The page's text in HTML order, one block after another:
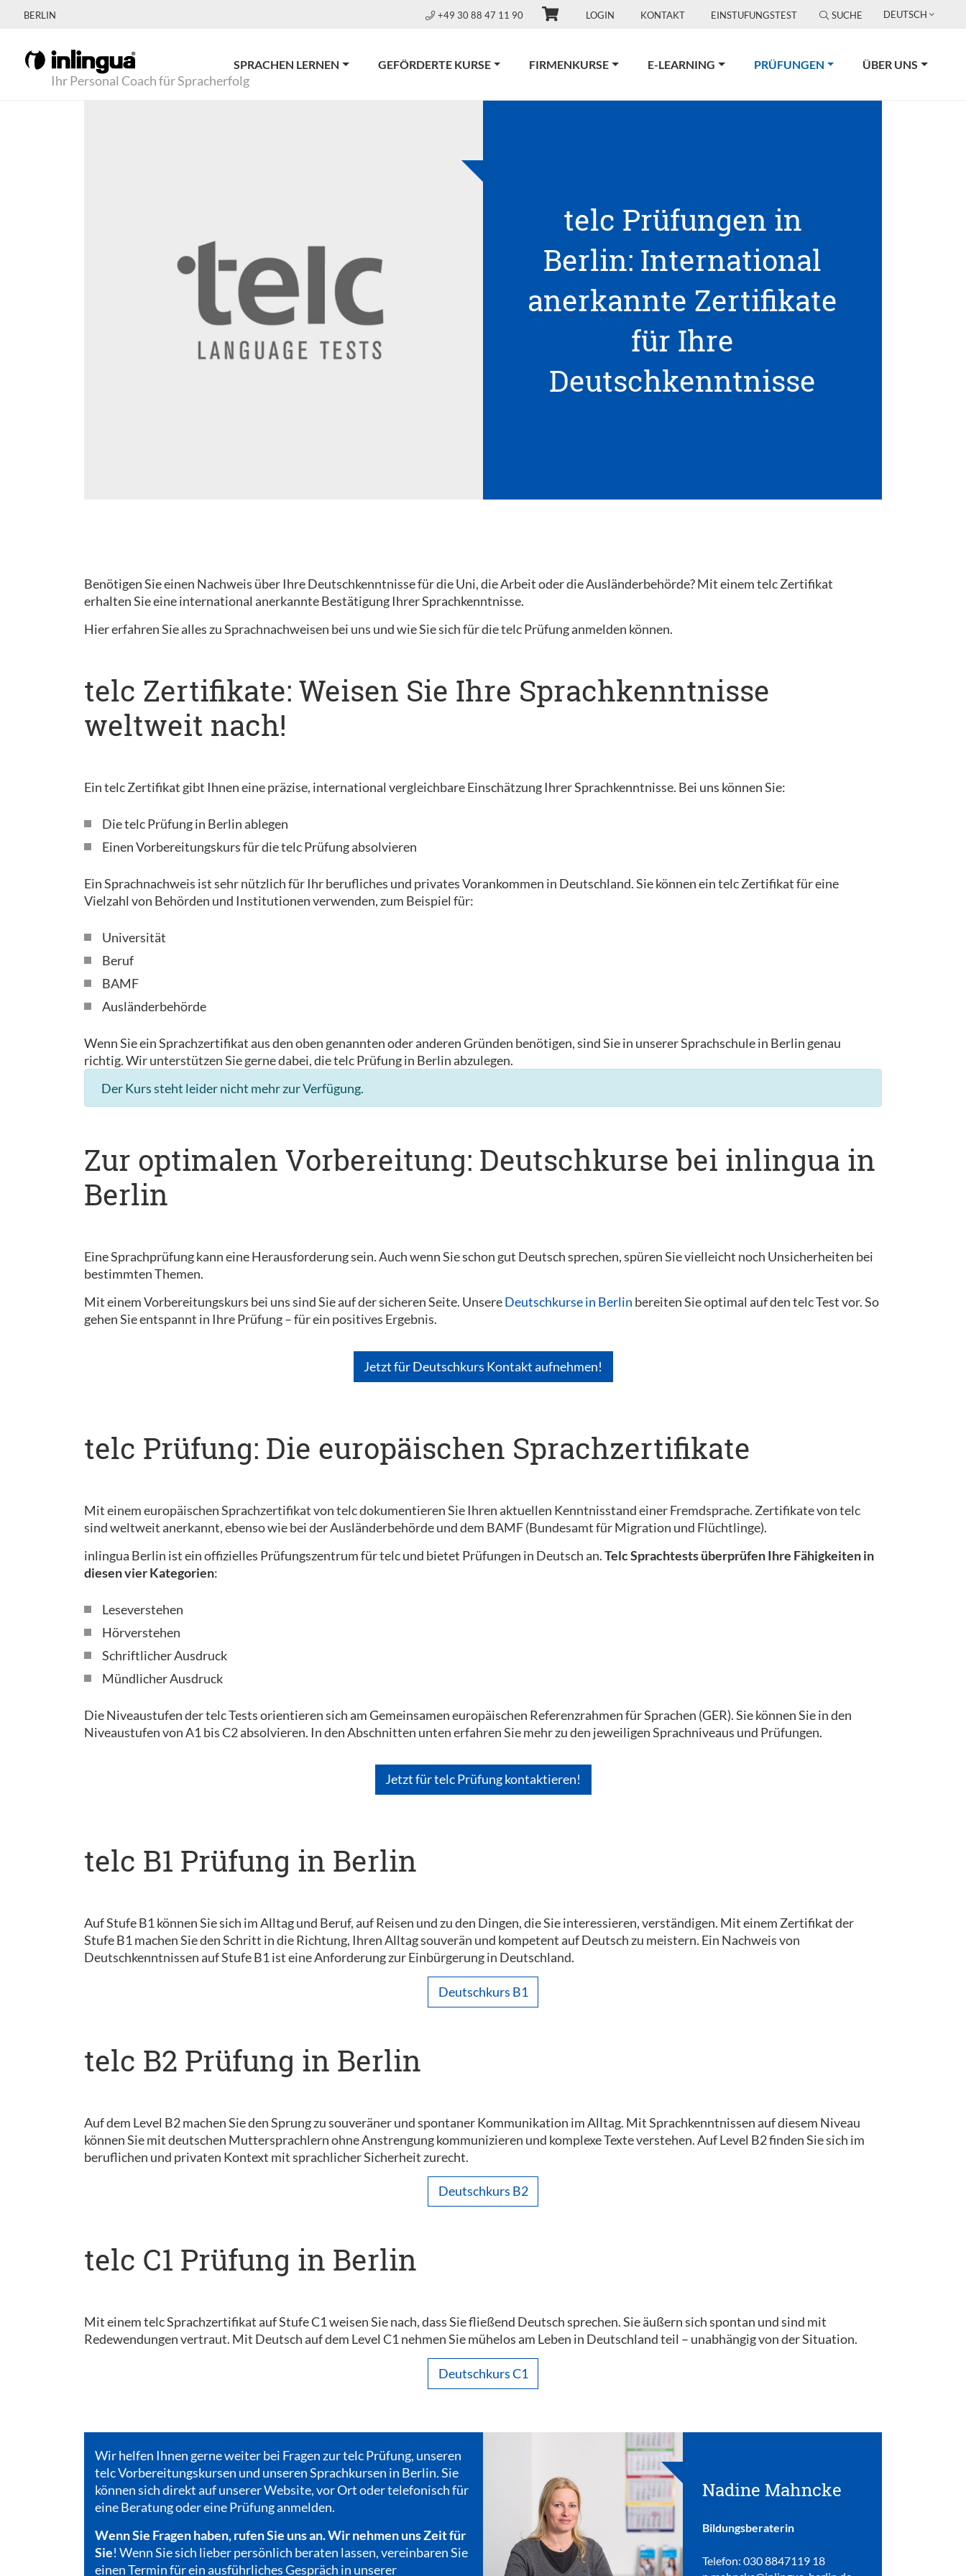
BERLIN +49 30 88 47 11 90 LOGIN KONTAKT EINSTUFUNGSTEST SUCHE DEUTSCH
Ihr Personal Coach für Spracherfolg
SPRACHEN LERNEN GEFÖRDERTE KURSE FIRMENKURSE E-LEARNING PRÜFUNGEN(CURRENT)ÜBER UNS
telc Prüfungen in
Berlin: International
anerkannte Zertifikate
für Ihre
Deutschkenntnisse
Benötigen Sie einen Nachweis über Ihre Deutschkenntnisse für die Uni, die Arbeit oder die Ausländerbehörde? Mit einem telc Zertifikat
erhalten Sie eine international anerkannte Bestätigung Ihrer Sprachkenntnisse.
Hier erfahren Sie alles zu Sprachnachweisen bei uns und wie Sie sich für die telc Prüfung anmelden können.
telc Zertifikate: Weisen Sie Ihre Sprachkenntnisse
weltweit nach!
Ein telc Zertifikat gibt Ihnen eine präzise, international vergleichbare Einschätzung Ihrer Sprachkenntnisse. Bei uns können Sie:
Die telc Prüfung in Berlin ablegen
Einen Vorbereitungskurs für die telc Prüfung absolvieren
Ein Sprachnachweis ist sehr nützlich für Ihr berufliches und privates Vorankommen in Deutschland. Sie können ein telc Zertifikat für eine
Vielzahl von Behörden und Institutionen verwenden, zum Beispiel für:
Universität
Beruf
BAMF
Ausländerbehörde
Wenn Sie ein Sprachzertifikat aus den oben genannten oder anderen Gründen benötigen, sind Sie in unserer Sprachschule in Berlin genau
richtig. Wir unterstützen Sie gerne dabei, die telc Prüfung in Berlin abzulegen.
Der Kurs steht leider nicht mehr zur Verfügung.
Zur optimalen Vorbereitung: Deutschkurse bei inlingua in
Berlin
Eine Sprachprüfung kann eine Herausforderung sein. Auch wenn Sie schon gut Deutsch sprechen, spüren Sie vielleicht noch Unsicherheiten bei
bestimmten Themen.
Mit einem Vorbereitungskurs bei uns sind Sie auf der sicheren Seite. UnsereDeutschkurse in Berlin bereiten Sie optimal auf den telc Test vor. So
gehen Sie entspannt in Ihre Prüfung – für ein positives Ergebnis.
Jetzt für Deutschkurs Kontakt aufnehmen!
telc Prüfung: Die europäischen Sprachzertifikate
Mit einem europäischen Sprachzertifikat von telc dokumentieren Sie Ihren aktuellen Kenntnisstand einer Fremdsprache. Zertifikate von telc
sind weltweit anerkannt, ebenso wie bei der Ausländerbehörde und dem BAMF (Bundesamt für Migration und Flüchtlinge).
inlingua Berlin ist ein offizielles Prüfungszentrum für telc und bietet Prüfungen in Deutsch an.Telc Sprachtests überprüfen Ihre Fähigkeiten in
diesen vier Kategorien:
Leseverstehen
Hörverstehen
Schriftlicher Ausdruck
Mündlicher Ausdruck
Die Niveaustufen der telc Tests orientieren sich am Gemeinsamen europäischen Referenzrahmen für Sprachen (GER). Sie können Sie in den
Niveaustufen von A1 bis C2 absolvieren. In den Abschnitten unten erfahren Sie mehr zu den jeweiligen Sprachniveaus und Prüfungen.
Jetzt für telc Prüfung kontaktieren!
telc B1 Prüfung in Berlin
Auf Stufe B1 können Sie sich im Alltag und Beruf, auf Reisen und zu den Dingen, die Sie interessieren, verständigen. Mit einem Zertifikat der
Stufe B1 machen Sie den Schritt in die Richtung, Ihren Alltag souverän und kompetent auf Deutsch zu meistern. Ein Nachweis von
Deutschkenntnissen auf Stufe B1 ist eine Anforderung zur Einbürgerung in Deutschland.
Deutschkurs B1
telc B2 Prüfung in Berlin
Auf dem Level B2 machen Sie den Sprung zu souveräner und spontaner Kommunikation im Alltag. Mit Sprachkenntnissen auf diesem Niveau
können Sie mit deutschen Muttersprachlern ohne Anstrengung kommunizieren und komplexe Texte verstehen. Auf Level B2 finden Sie sich im
beruflichen und privaten Kontext mit sprachlicher Sicherheit zurecht.
Deutschkurs B2
telc C1 Prüfung in Berlin
Mit einem telc Sprachzertifikat auf Stufe C1 weisen Sie nach, dass Sie fließend Deutsch sprechen. Sie äußern sich spontan und sind mit
Redewendungen vertraut. Mit Deutsch auf dem Level C1 nehmen Sie mühelos am Leben in Deutschland teil – unabhängig von der Situation.
Deutschkurs C1
Wir helfen Ihnen gerne weiter bei Fragen zur telc Prüfung, unseren
telc Vorbereitungskursen und unseren Sprachkursen in Berlin. Sie
können sich direkt auf unserer Website, vor Ort oder telefonisch für
eine Beratung oder eine Prüfung anmelden.
Wenn Sie Fragen haben, rufen Sie uns an. Wir nehmen uns Zeit für
Sie! Wenn Sie sich lieber persönlich beraten lassen, vereinbaren Sie
einen Termin für ein ausführliches Gespräch in unserer
Nadine Mahncke
Bildungsberaterin
Telefon: 030 8847119 18